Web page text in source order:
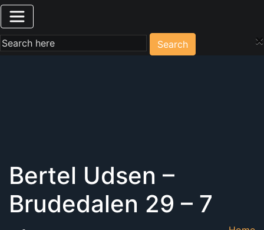
×
Search
Bertel Udsen –
Brudedalen 29 – 7